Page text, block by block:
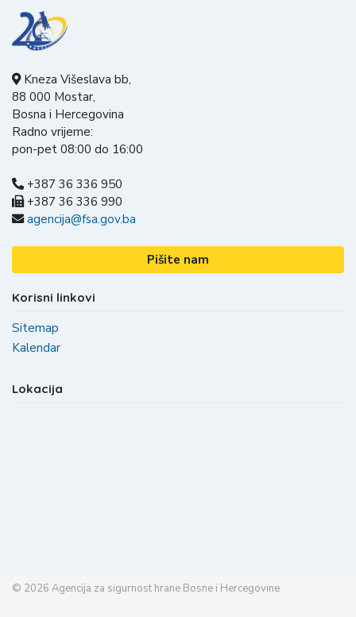
Kneza Višeslava bb,
88 000 Mostar,
Bosna i Hercegovina
Radno vrijeme:
pon-pet 08:00 do 16:00
+387 36 336 950
+387 36 336 990
agencija@fsa.gov.ba
Pišite nam
Korisni linkovi
Sitemap
Kalendar
Lokacija
© 2026 Agencija za sigurnost hrane Bosne i Hercegovine